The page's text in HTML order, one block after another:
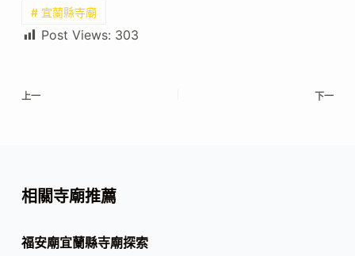
# 宜蘭縣寺廟
Post Views: 303
上一 下一
相關寺廟推薦
福安廟宜蘭縣寺廟探索